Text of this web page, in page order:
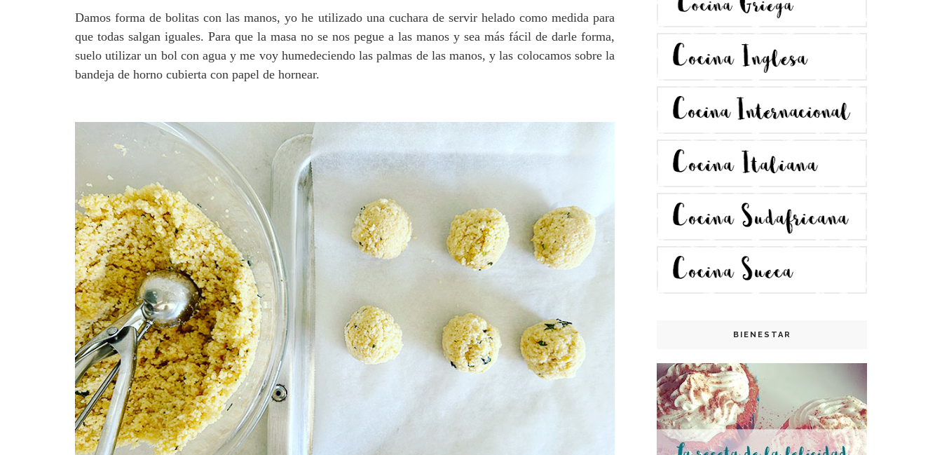
Damos forma de bolitas con las manos, yo he utilizado una cuchara de servir helado como medida para
que todas salgan iguales. Para que la masa no se nos pegue a las manos y sea más fácil de darle forma,
suelo utilizar un bol con agua y me voy humedeciendo las palmas de las manos, y las colocamos sobre la
bandeja de horno cubierta con papel de hornear.
BIENESTAR